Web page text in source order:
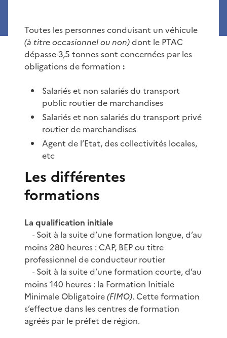
Toutes les personnes conduisant un véhicule
(à titre occasionnel ou non)dont le PTAC
dépasse 3,5 tonnes sont concernées par les
obligations de formation :
Salariés et non salariés du transport
public routier de marchandises
Salariés et non salariés du transport privé
routier de marchandises
Agent de l’Etat, des collectivités locales,
etc
Les différentes
formations
La qualification initiale
-Soit à la suite d’une formation longue, d’au
moins 280 heures : CAP, BEP ou titre
professionnel de conducteur routier
-Soit à la suite d’une formation courte, d’au
moins 140 heures : la Formation Initiale
Minimale Obligatoire(FIMO). Cette formation
s’effectue dans les centres de formation
agréés par le préfet de région.